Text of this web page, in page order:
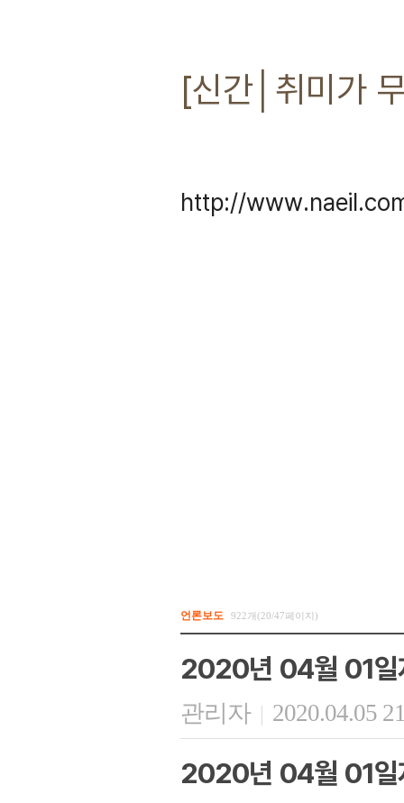
[신간│취미가
http://
언론보도 922개(20/47페이지)
2020년 04월 01일
관리자 | 2020.04.05
2020년 04월 01일